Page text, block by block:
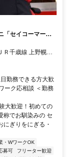
「セイコーマー
Ｒ千歳線 上野幌徒
勤務できる方大歓
ーク応相談 ＜勤務
大歓迎！初めての
称でお馴染みの セ
ぎりをにぎる・
・WワークOK
募可
フリーター歓迎